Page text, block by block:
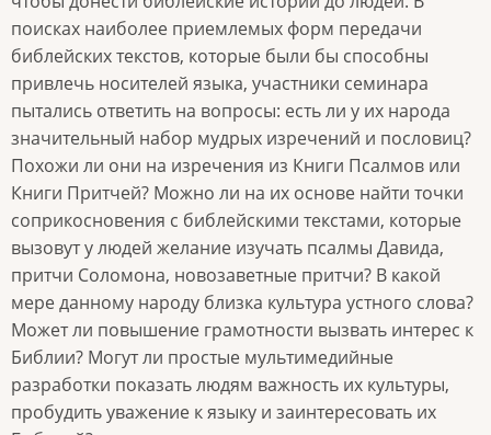
поисках наиболее приемлемых форм передачи
библейских текстов, которые были бы способны
привлечь носителей языка, участники семинара
пытались ответить на вопросы: есть ли у их народа
значительный набор мудрых изречений и пословиц?
Похожи ли они на изречения из Книги Псалмов или
Книги Притчей? Можно ли на их основе найти точки
соприкосновения с библейскими текстами, которые
вызовут у людей желание изучать псалмы Давида,
притчи Соломона, новозаветные притчи? В какой
мере данному народу близка культура устного слова?
Может ли повышение грамотности вызвать интерес к
Библии? Могут ли простые мультимедийные
разработки показать людям важность их культуры,
пробудить уважение к языку и заинтересовать их